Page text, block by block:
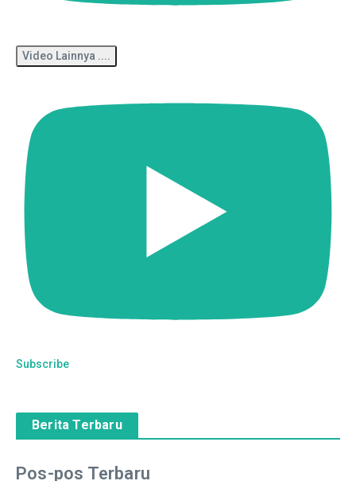
Video Lainnya ....
Subscribe
Berita Terbaru
Pos-pos Terbaru